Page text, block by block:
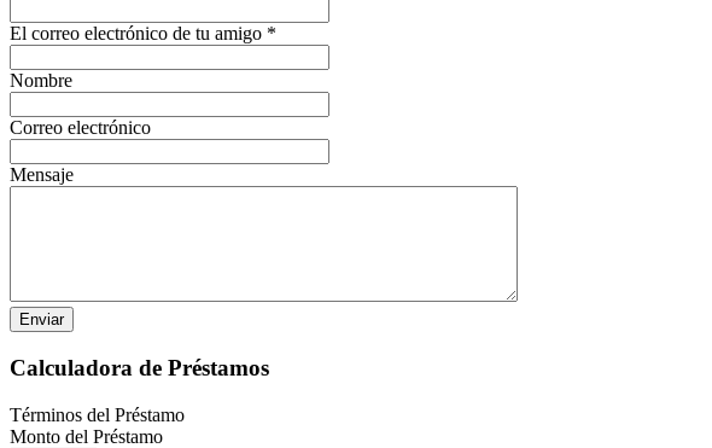
El correo electrónico de tu amigo *
Nombre
Correo electrónico
Mensaje
Calculadora de Préstamos
Términos del Préstamo
Monto del Préstamo